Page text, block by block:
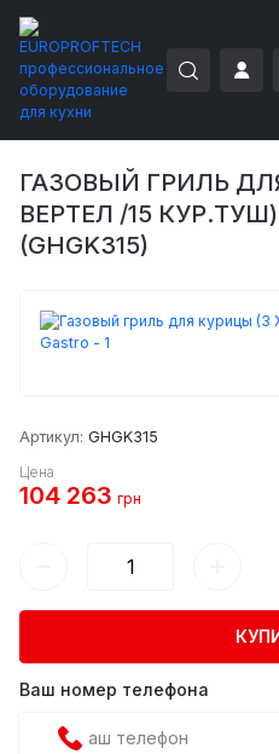
EUROPROFTECH
ГАЗОВЫЙ ГРИЛЬ
ВЕРТЕЛ /15 КУР.ТУШ)
(GHGK315)
Артикул: GHGK315
Цена
104 263 грн
Ваш номер телефона